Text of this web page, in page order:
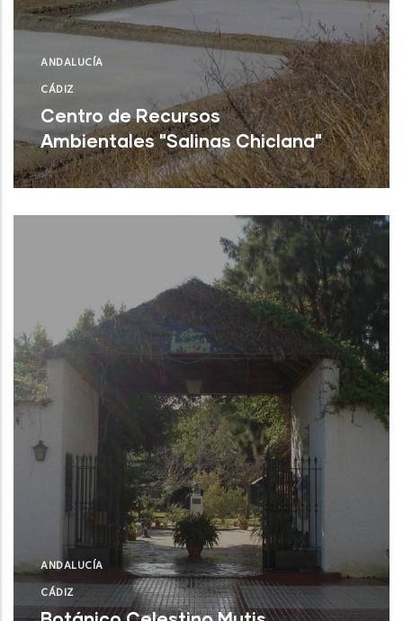
ANDALUCÍA
CÁDIZ
Centro de Recursos
Ambientales "Salinas Chiclana"
Chiclana (Cádiz)
ANDALUCÍA
CÁDIZ